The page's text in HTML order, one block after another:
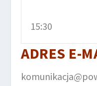
15:30
ADRES E-